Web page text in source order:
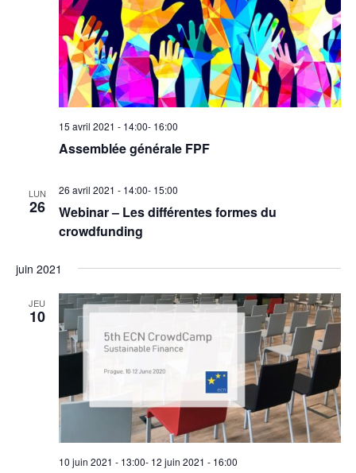
15 avril 2021 - 14:00- 16:00
Assemblée générale FPF
LUN
26
26 avril 2021 - 14:00- 15:00
Webinar – Les différentes formes du
crowdfunding
juin 2021
JEU
10
10 juin 2021 - 13:00- 12 juin 2021 - 16:00